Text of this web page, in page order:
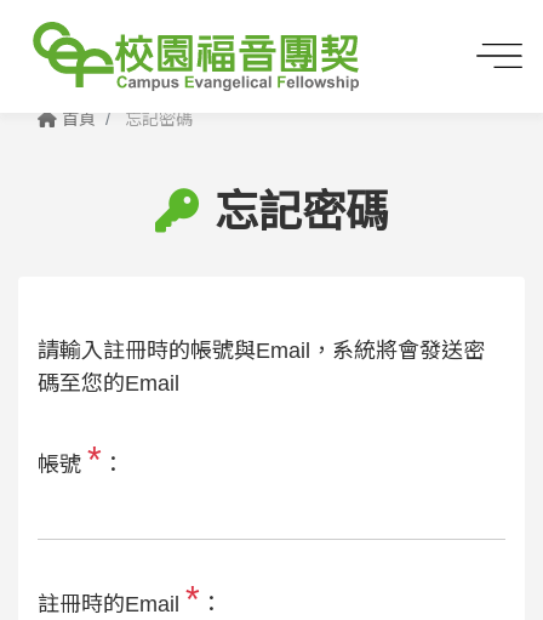
首頁 忘記密碼
忘記密碼
請輸入註冊時的帳號與Email，系統將會發送密
碼至您的Email
帳號 * ：
註冊時的Email * ：